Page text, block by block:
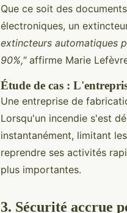
Que ce soit des
électroniques, un
extincteurs automatiques
90%,"affirme Marie
Étude de cas :
Une entreprise de
Lorsqu'un incendie s'est
instantanément, limitant
reprendre ses activités
plus importantes.
3. Sécurité accrue